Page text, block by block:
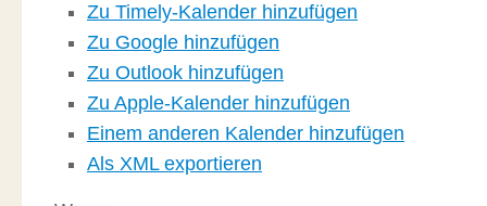
Zu Timely-Kalender hinzufügen
Zu Google hinzufügen
Zu Outlook hinzufügen
Zu Apple-Kalender hinzufügen
Einem anderen Kalender hinzufügen
Als XML exportieren